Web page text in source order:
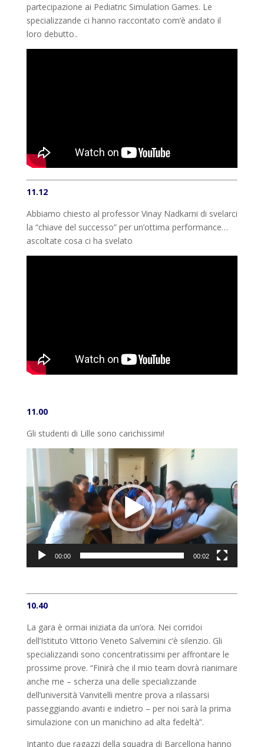
partecipazione ai Pediatric Simulation Games. Le
specializzande ci hanno raccontato com’è andato il
loro debutto..
11.12
Abbiamo chiesto al professor Vinay Nadkarni di svelarci
la “chiave del successo” per un’ottima performance…
ascoltate cosa ci ha svelato
11.00
Gli studenti di Lille sono carichissimi!
Video
Player
00:00 00:02
10.40
La gara è ormai iniziata da un’ora. Nei corridoi
dell’Istituto Vittorio Veneto Salvemini c’è silenzio. Gli
specializzandi sono concentratissimi per affrontare le
prossime prove. “Finirà che il mio team dovrà rianimare
anche me – scherza una delle specializzande
dell’università Vanvitelli mentre prova a rilassarsi
passeggiando avanti e indietro – per noi sarà la prima
simulazione con un manichino ad alta fedeltà”.
Intanto due ragazzi della squadra di Barcellona hanno